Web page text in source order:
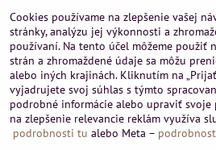
Hurbanová 3807/21, 03601 Martin
Prevádzka a obchodné informácie :
A-PEMA, s.r.o.
Severná 14, 03601 Martin
+421 911 532545
+421 903 807209
Cookies používame na zlepšenie vašej
stránky, analýzu jej výkonnosti a
používaní. Na tento účel môžeme použiť
strán a zhromaždené údaje sa môžu
alebo iných krajinách. Kliknutím na
vyjadrujete svoj súhlas s týmto
podrobné informácie alebo upraviť svoje
na zlepšenie relevancie reklám využíva
podrobnosti tu alebo Meta –